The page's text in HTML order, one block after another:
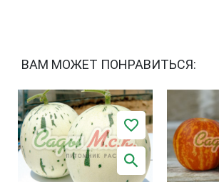
ВАМ МОЖЕТ ПОНРАВИТЬСЯ: